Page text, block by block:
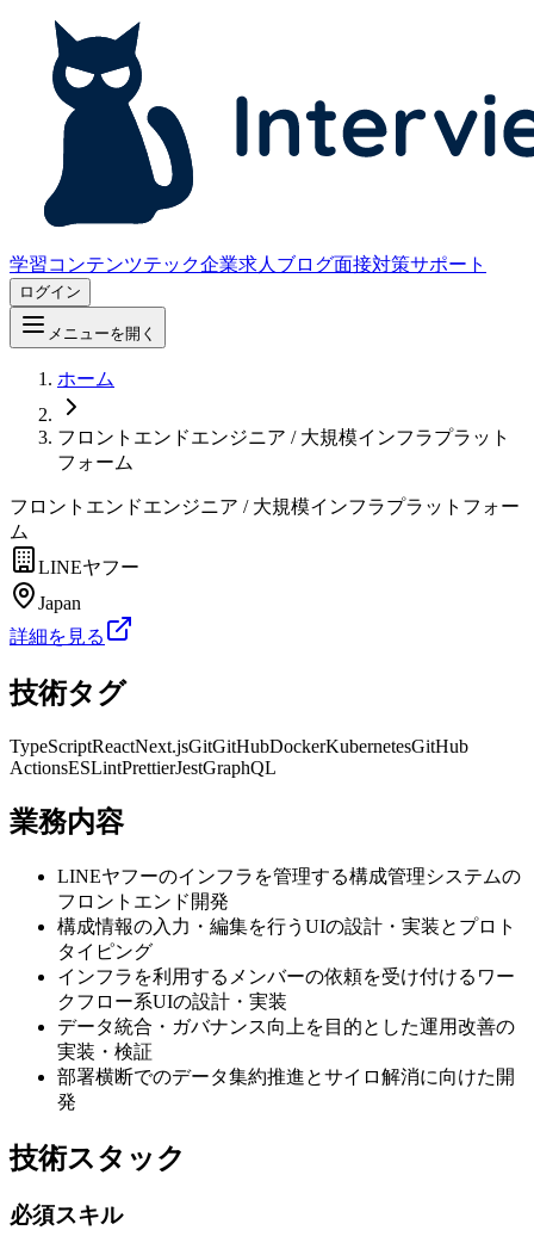
学習コンテンツテック企業求人 ブログ面接対策サポート
ログイン
メニューを開く
ホーム
フロントエンドエンジニア / 大規模インフラプラット
フォーム
フロントエンドエンジニア / 大規模インフラプラットフォー
ム
LINEヤフー
Japan
詳細を見る
技術タグ
TypeScriptReactNext.jsGitGitHubDockerKubernetesGitHub
ActionsESLintPrettierJestGraphQL
業務内容
LINEヤフーのインフラを管理する構成管理システムの
フロントエンド開発
構成情報の入力・編集を行うUIの設計・実装とプロト
タイピング
インフラを利用するメンバーの依頼を受け付けるワー
クフロー系UIの設計・実装
データ統合・ガバナンス向上を目的とした運用改善の
実装・検証
部署横断でのデータ集約推進とサイロ解消に向けた開
発
技術スタック
必須スキル